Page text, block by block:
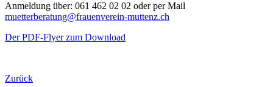
Anmeldung über: 061 462 02 02 oder per Mail
muetterberatung@frauenverein‐muttenz.ch
Der PDF-Flyer zum Download
Zurück